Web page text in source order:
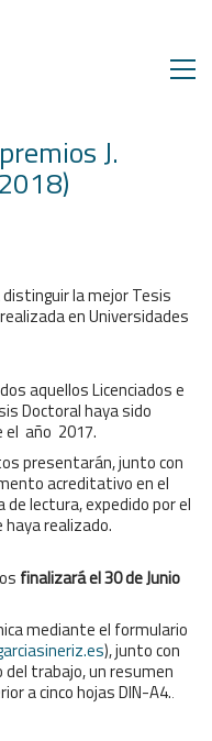
J.
la mejor Tesis
en Universidades
aquellos Licenciados e
Doctoral haya sido
año 2017.
presentarán, junto con
acreditativo en el
lectura, expedido por el
haya realizado.
finalizará el 30 de Junio
mediante el formulario
), junto con
trabajo, un resumen
a cinco hojas DIN-A4..